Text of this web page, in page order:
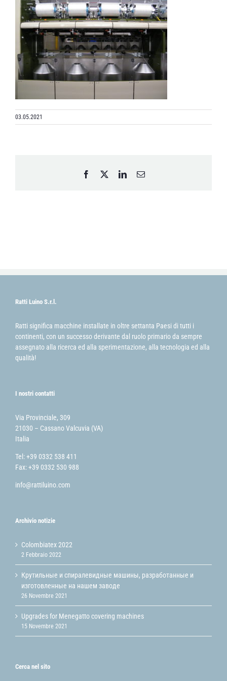
03.05.2021
Facebook LinkedInEmail
Ratti Luino S.r.l.
Ratti significa macchine installate in oltre settanta Paesi di tutti i
continenti, con un successo derivante dal ruolo primario da sempre
assegnato alla ricerca ed alla sperimentazione, alla tecnologia ed alla
qualità!
I nostri contatti
Via Provinciale, 309
21030 – Cassano Valcuvia (VA)
Italia
Tel: +39 0332 538 411
Fax: +39 0332 530 988
info@rattiluino.com
Archivio notizie
Colombiatex 2022
2 Febbraio 2022
Крутильные и спиралевидные машины, разработанные и
изготовленные на нашем заводе
26 Novembre 2021
Upgrades for Menegatto covering machines
15 Novembre 2021
Cerca nel sito